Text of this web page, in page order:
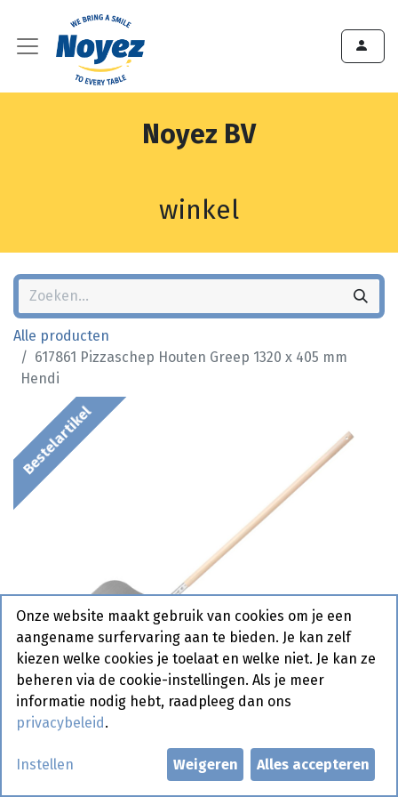
Noyez BV
winkel
Alle producten
617861 Pizzaschep Houten Greep 1320 x 405 mm
Hendi
Bestelartikel
617861 Pizzaschep Houten Greep
Onze website maakt gebruik van cookies om je een
aangename surfervaring aan te bieden. Je kan zelf
kiezen welke cookies je toelaat en welke niet. Je kan ze
beheren via de cookie-instellingen. Als je meer
informatie nodig hebt, raadpleeg dan ons
privacybeleid .
Instellen Weigeren Alles accepteren